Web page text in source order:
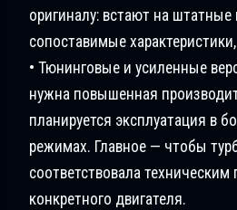
оригиналу: встают на
сопоставимые
• Тюнинговые и усиленные
нужна повышенная
планируется эксплуатация в
режимах. Главное — чтобы
соответствовала техническим
конкретного двигателя.